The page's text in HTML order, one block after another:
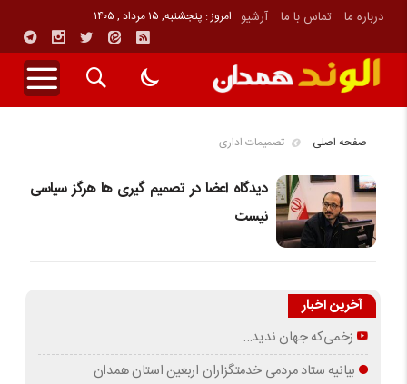
درباره ما تماس با ما آرشیو امروز : پنجشنبه, ۱۵ مرداد , ۱۴۰۵
صفحه اصلی تصمیمات اداری
دیدگاه اعضا در تصمیم گیری ها هرگز سیاسی
نیست
آخرین اخبار
زخمی‌که جهان ندید…
بیانیه ستاد مردمی خدمتگزاران اربعین استان همدان